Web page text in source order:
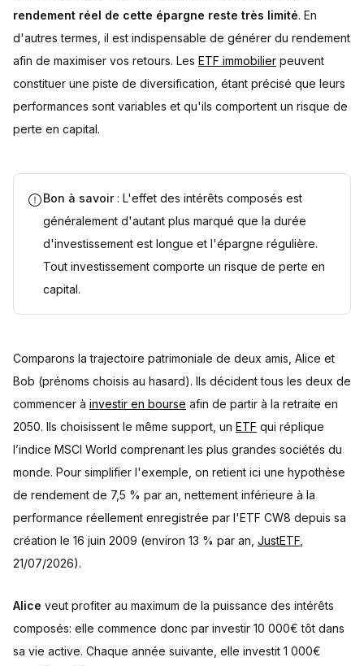
rendement réel de cette épargne reste très limité. En
d'autres termes, il est indispensable de générer du rendement
afin de maximiser vos retours. Les ETF immobilier peuvent
constituer une piste de diversification, étant précisé que leurs
performances sont variables et qu'ils comportent un risque de
perte en capital.
Bon à savoir : L'effet des intérêts composés est
généralement d'autant plus marqué que la durée
d'investissement est longue et l'épargne régulière.
Tout investissement comporte un risque de perte en
capital.
Comparons la trajectoire patrimoniale de deux amis, Alice et
Bob (prénoms choisis au hasard). Ils décident tous les deux de
commencer à investir en bourse afin de partir à la retraite en
2050. Ils choisissent le même support, un ETF qui réplique
l’indice MSCI World comprenant les plus grandes sociétés du
monde. Pour simplifier l'exemple, on retient ici une hypothèse
de rendement de 7,5 % par an, nettement inférieure à la
performance réellement enregistrée par l'ETF CW8 depuis sa
création le 16 juin 2009 (environ 13 % par an, JustETF
21/07/2026).
Alice veut profiter au maximum de la puissance des intérêts
composés: elle commence donc par investir 10 000€ tôt dans
sa vie active. Chaque année suivante, elle investit 1 000€